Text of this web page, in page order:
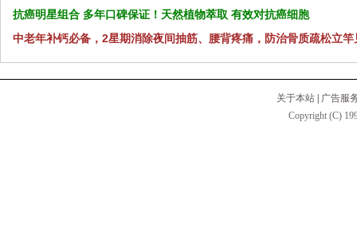
抗癌明星组合 多年口碑保证！天然植物萃取 有效对抗癌细胞
中老年补钙必备，2星期消除夜间抽筋、腰背疼痛，防治骨质疏松立竿
关于本站
广告服
Copyright (C)